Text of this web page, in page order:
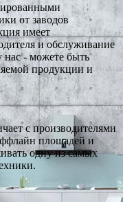
от заводов
имеет
и обслуживание
нас - можете быть
продукции и
с производителями
площадей и
одну из самых